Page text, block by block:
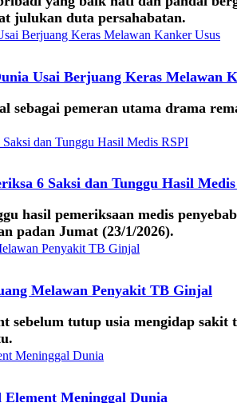
julukan duta persahabatan.
Usai Berjuang Keras Melawan
sebagai pemeran utama drama
6 Saksi dan Tunggu Hasil
hasil pemeriksaan medis
padan Jumat (23/1/2026).
Melawan Penyakit TB Ginjal
tutup usia mengidap
Meninggal Dunia